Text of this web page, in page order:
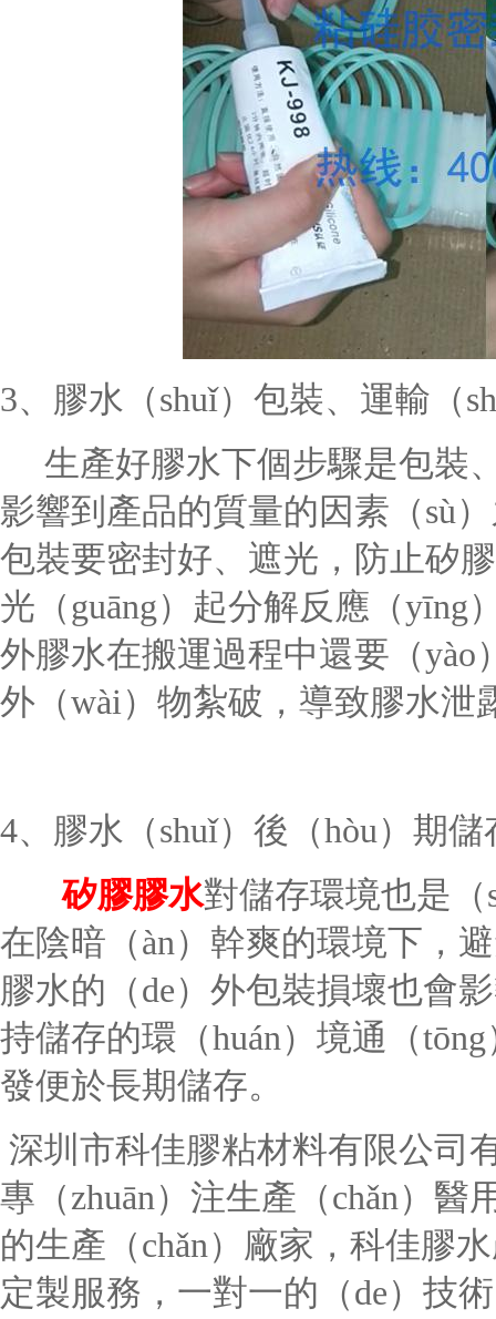
3、膠水（shuǐ）包裝、運輸（
生產好膠水下個步驟是包裝
影響到產品的質量的因素（sù
包裝要密封好、遮光，防止矽
光（guāng）起分解反應（yīng
外膠水在搬運過程中還要（
外（wài）物紮破，導致膠水泄
4、膠水（shuǐ）後（hòu）期
矽膠膠水對儲存環境也是
在陰暗（àn）幹爽的環境下，
膠水的（de）外包裝損壞也會
持儲存的環（huán）境通（
發便於長期儲存。
深圳市科佳膠粘材料有限公司
專（zhuān）注生產（chǎn）
的生產（chǎn）廠家，科佳膠
定製服務，一對一的（de）技